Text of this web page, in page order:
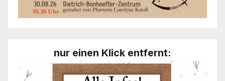
nur einen Klick entfernt: